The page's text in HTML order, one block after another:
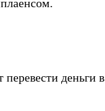
деньги в